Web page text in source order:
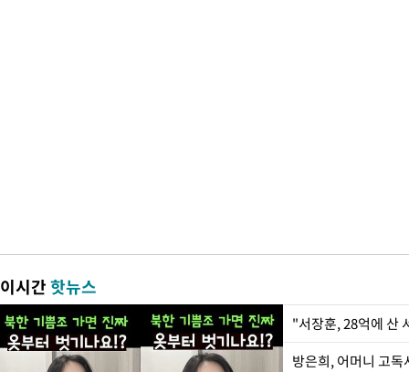
이시간핫뉴스
"서장훈, 28억에 산
방은희, 어머니 고